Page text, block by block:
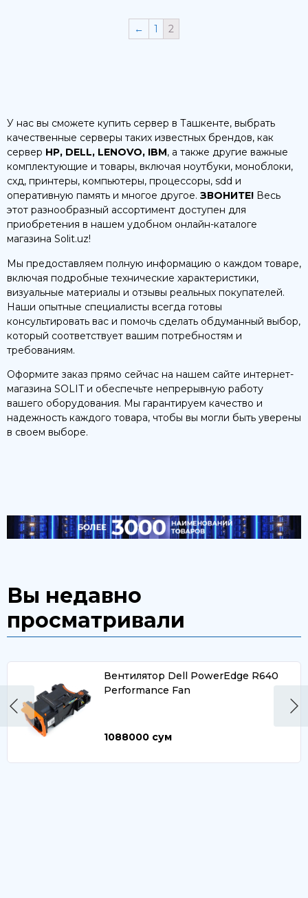
← 1 2
У нас вы сможете купить сервер в Ташкенте, выбрать
качественные серверы таких известных брендов, как
сервер HP, DELL, LENOVO, IBM, а также другие важные
комплектующие и товары, включая ноутбуки, моноблоки,
схд, принтеры, компьютеры, процессоры, sdd и
оперативную память и многое другое. ЗВОНИТЕ! Весь
этот разнообразный ассортимент доступен для
приобретения в нашем удобном онлайн-каталоге
магазина Solit.uz!
Мы предоставляем полную информацию о каждом товаре,
включая подробные технические характеристики,
визуальные материалы и отзывы реальных покупателей.
Наши опытные специалисты всегда готовы
консультировать вас и помочь сделать обдуманный выбор,
который соответствует вашим потребностям и
требованиям.
Оформите заказ прямо сейчас на нашем сайте интернет-
магазина SOLIT и обеспечьте непрерывную работу
вашего оборудования. Мы гарантируем качество и
надежность каждого товара, чтобы вы могли быть уверены
в своем выборе.
Вы недавно
просматривали
Вентилятор Dell PowerEdge R640
Performance Fan
1088000 сум